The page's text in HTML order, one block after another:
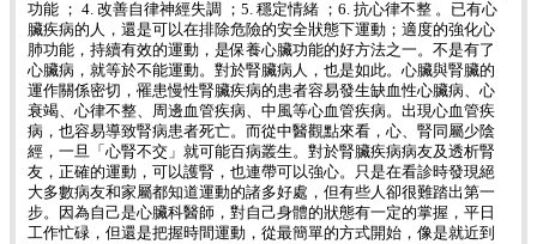
功能 ； 4. 改善自律神經失調 ；5. 穩定情緒 ；6. 抗心律不整 。已有心
臟疾病的人，還是可以在排除危險的安全狀態下運動；適度的強化心
肺功能，持續有效的運動，是保養心臟功能的好方法之一。不是有了
心臟病，就等於不能運動。對於腎臟病人，也是如此。心臟與腎臟的
運作關係密切，罹患慢性腎臟疾病的患者容易發生缺血性心臟病、心
衰竭、心律不整、周邊血管疾病、中風等心血管疾病。出現心血管疾
病，也容易導致腎病患者死亡。而從中醫觀點來看，心、腎同屬少陰
經，一旦「心腎不交」就可能百病叢生。對於腎臟疾病病友及透析腎
友，正確的運動，可以護腎，也連帶可以強心。只是在看診時發現絕
大多數病友和家屬都知道運動的諸多好處，但有些人卻很難踏出第一
步。因為自己是心臟科醫師，對自己身體的狀態有一定的掌握，平日
工作忙碌，但還是把握時間運動，從最簡單的方式開始，像是就近到